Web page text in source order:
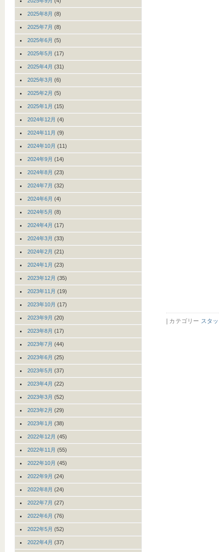
| カテゴリー スタ
2025年8月 (8)
2025年7月 (8)
2025年6月 (5)
2025年5月 (17)
2025年4月 (31)
2025年3月 (6)
2025年2月 (5)
2025年1月 (15)
2024年12月 (4)
2024年11月 (9)
2024年10月 (11)
2024年9月 (14)
2024年8月 (23)
2024年7月 (32)
2024年6月 (4)
2024年5月 (8)
2024年4月 (17)
2024年3月 (33)
2024年2月 (21)
2024年1月 (23)
2023年12月 (35)
2023年11月 (19)
2023年10月 (17)
2023年9月 (20)
2023年8月 (17)
2023年7月 (44)
2023年6月 (25)
2023年5月 (37)
2023年4月 (22)
2023年3月 (52)
2023年2月 (29)
2023年1月 (38)
2022年12月 (45)
2022年11月 (55)
2022年10月 (45)
2022年9月 (24)
2022年8月 (24)
2022年7月 (27)
2022年6月 (76)
2022年5月 (52)
2022年4月 (37)